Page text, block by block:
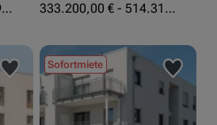
244.713,75 € - 336.292 €
333.200,00 € - 514.310,00 €
Sofortmiete